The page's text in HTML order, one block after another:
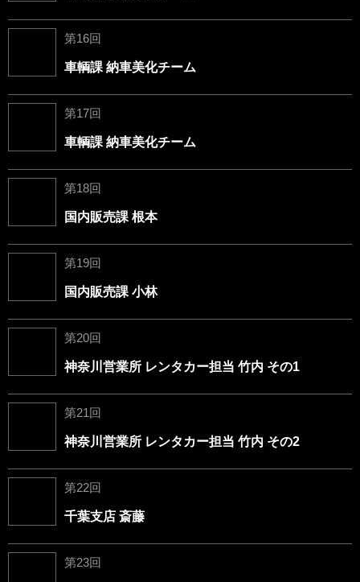
第16回
車輌課 納車美化チーム
第17回
車輌課 納車美化チーム
第18回
国内販売課 根本
第19回
国内販売課 小林
第20回
神奈川営業所 レンタカー担当 竹内 その1
第21回
神奈川営業所 レンタカー担当 竹内 その2
第22回
千葉支店 斎藤
第23回